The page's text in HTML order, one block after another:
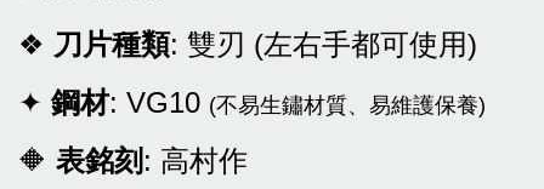
❖ 刀片種類: 雙刃 (左右手都可使用)
✦ 鋼材: VG10 (不易生鏽材質、易維護保養)
🔶 表銘刻 : 高村作